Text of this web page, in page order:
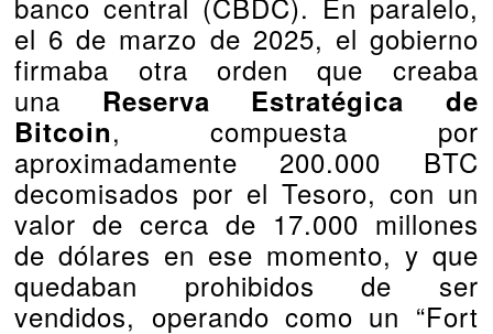
el 6 de marzo de 2025, el gobierno
firmaba otra orden que creaba
una Reserva Estratégica de
Bitcoin, compuesta por
aproximadamente 200.000 BTC
decomisados por el Tesoro, con un
valor de cerca de 17.000 millones
de dólares en ese momento, y que
quedaban prohibidos de ser
vendidos, operando como un “Fort